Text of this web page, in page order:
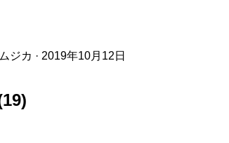
ジカ · 2019年10月12日
19)